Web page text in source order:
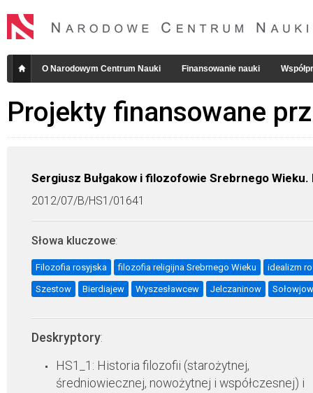
O Narodowym Centrum Nauki Finansowanie nauki
Projekty finansowane
Sergiusz Bułgakow i filozofowie Srebrnego
2012/07/B/HS1/01641
Słowa kluczowe:
Filozofia rosyjska filozofia religijna Srebrnego Wieku idealizm
Szestow Bierdiajew Wyszesławcew Jelczaninow Sołowjow
Deskryptory:
HS1_1: Historia filozofii (starożytnej,
średniowiecznej, nowożytnej i współczesnej) i